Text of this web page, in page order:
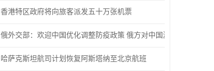
香港特区政府将向旅客派发五十万张机票
俄外交部：欢迎中国优化调整防疫政策 俄方对中国游客无障碍
哈萨克斯坦航司计划恢复阿斯塔纳至北京航班